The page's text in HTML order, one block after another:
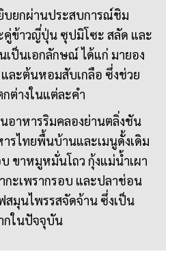
บยกผ่านประสบการณ์ชิม
คู่ข้าวญี่ปุ่น ซุปมิโซะ สลัด และ
เป็นเอกลักษณ์ ได้แก่ มายอง
ละต้นหอมสับเกลือ ซึ่งช่วย
ต่างในแต่ละคำ
นอาหารริมคลองย่านตลิ่งชัน
รไทยพื้นบ้านและเมนูดั้งเดิม
บ ขาหมูหมั่นโถว กุ้งแม่น้ำเผา
กะเพรากรอบ และปลาช่อน
สมุนไพรรสจัดจ้าน ซึ่งเป็น
กในปัจจุบัน